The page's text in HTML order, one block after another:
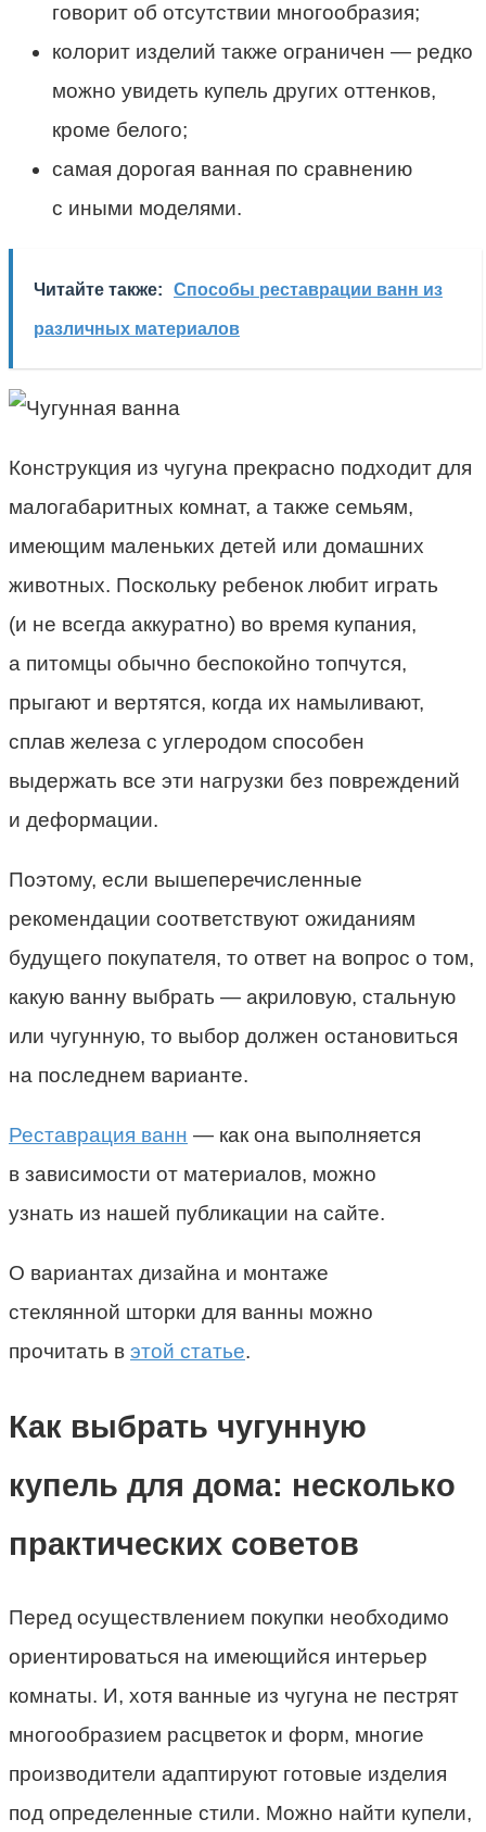
говорит об отсутствии многообразия;
колорит изделий также ограничен — редко
можно увидеть купель других оттенков,
кроме белого;
самая дорогая ванная по сравнению
с иными моделями.
Читайте также: Способы реставрации ванн из
различных материалов
Конструкция из чугуна прекрасно подходит для
малогабаритных комнат, а также семьям,
имеющим маленьких детей или домашних
животных. Поскольку ребенок любит играть
(и не всегда аккуратно) во время купания,
а питомцы обычно беспокойно топчутся,
прыгают и вертятся, когда их намыливают,
сплав железа с углеродом способен
выдержать все эти нагрузки без повреждений
и деформации.
Поэтому, если вышеперечисленные
рекомендации соответствуют ожиданиям
будущего покупателя, то ответ на вопрос о том,
какую ванну выбрать — акриловую, стальную
или чугунную, то выбор должен остановиться
на последнем варианте.
Реставрация ванн — как она выполняется
в зависимости от материалов, можно
узнать из нашей публикации на сайте.
О вариантах дизайна и монтаже
стеклянной шторки для ванны можно
прочитать в этой статье.
Как выбрать чугунную
купель для дома: несколько
практических советов
Перед осуществлением покупки необходимо
ориентироваться на имеющийся интерьер
комнаты. И, хотя ванные из чугуна не пестрят
многообразием расцветок и форм, многие
производители адаптируют готовые изделия
под определенные стили. Можно найти купели,